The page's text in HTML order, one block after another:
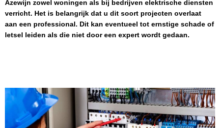
Azewijn zowel woningen als bij bedrijven elektrische diensten
verricht. Het is belangrijk dat u dit soort projecten overlaat
aan een professional. Dit kan eventueel tot ernstige schade of
letsel leiden als die niet door een expert wordt gedaan.